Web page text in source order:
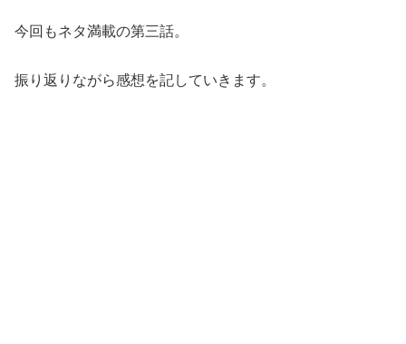
今回もネタ満載の第三話。
振り返りながら感想を記していきます。